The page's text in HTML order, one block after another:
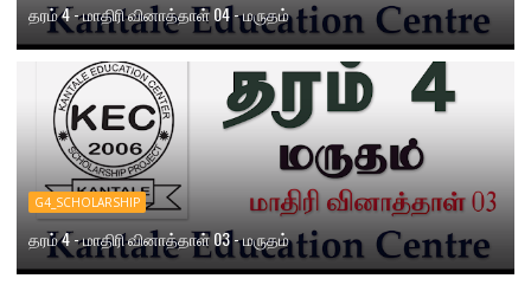
தரம் 4 - மாதிரி வினாத்தாள் 04 - மருதம்
G4_SCHOLARSHIP
தரம் 4 - மாதிரி வினாத்தாள் 03 - மருதம்